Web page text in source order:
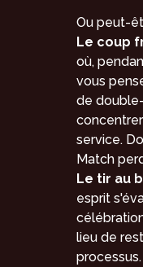
Ou peut-
Le coup
où,
vous
de
service.
Match
Le tir au
esprit
lieu de